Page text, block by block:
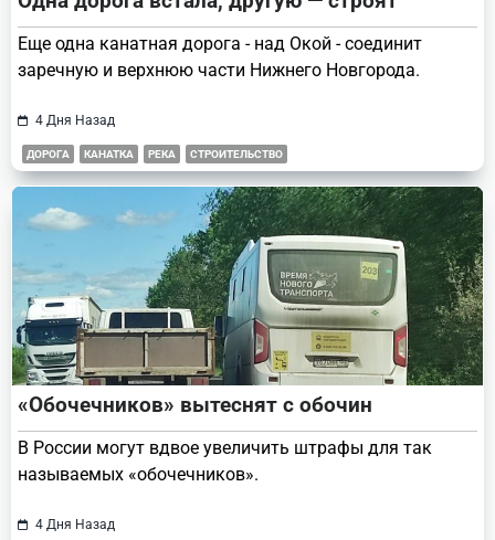
Еще одна канатная дорога - над Окой - соединит
заречную и верхнюю части Нижнего Новгорода.
4 Дня Назад
ДОРОГА КАНАТКА РЕКА СТРОИТЕЛЬСТВО
«Обочечников» вытеснят с обочин
В России могут вдвое увеличить штрафы для так
называемых «обочечников».
4 Дня Назад